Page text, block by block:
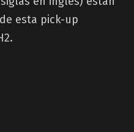
esta pick-up